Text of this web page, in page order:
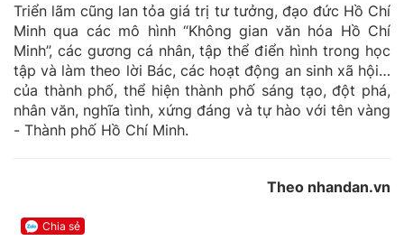
Triển lãm cũng lan tỏa giá trị tư tưởng, đạo đức Hồ Chí
Minh qua các mô hình “Không gian văn hóa Hồ Chí
Minh”, các gương cá nhân, tập thể điển hình trong học
tập và làm theo lời Bác, các hoạt động an sinh xã hội…
của thành phố, thể hiện thành phố sáng tạo, đột phá,
nhân văn, nghĩa tình, xứng đáng và tự hào với tên vàng
- Thành phố Hồ Chí Minh.
Theo nhandan.vn
Chia sẻ